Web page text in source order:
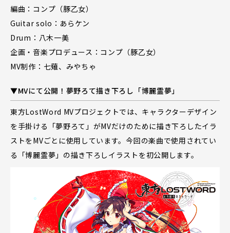
編曲：コンプ（豚乙女）
Guitar solo：あらケン
Drum：八木一美
企画・音楽プロデュース：コンプ（豚乙女）
MV制作：七薙、みやちゃ
▼MVにて公開！夢野ろて描き下ろし「博麗霊夢」
東方LostWord MVプロジェクトでは、キャラクターデザイン
を手掛ける「夢野ろて」がMVだけのために描き下ろしたイラ
ストをMVごとに使用しています。今回の楽曲で使用されてい
る「博麗霊夢」の描き下ろしイラストを初公開します。